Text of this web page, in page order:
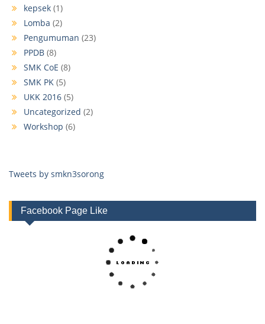
kepsek (1)
Lomba (2)
Pengumuman (23)
PPDB (8)
SMK CoE (8)
SMK PK (5)
UKK 2016 (5)
Uncategorized (2)
Workshop (6)
Tweets by smkn3sorong
Facebook Page Like